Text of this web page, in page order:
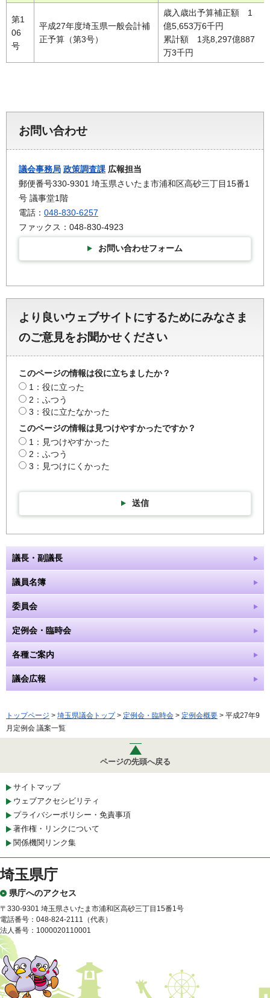
第1
06
号
平成27年度埼玉県一般会計補
正予算（第3号）
歳入歳出予算補正額 1
億5,653万6千円
累計額 1兆8,297億887
万3千円
お問い合わせ
議会事務局 政策調査課 広報担当
郵便番号330-9301 埼玉県さいたま市浦和区高砂三丁目15番1
号 議事堂1階
電話： 048-830-6257
ファックス：048-830-4923
お問い合わせフォーム
より良いウェブサイトにするためにみなさま
のご意見をお聞かせください
このページの情報は役に立ちましたか？
1：役に立った
2：ふつう
3：役に立たなかった
このページの情報は見つけやすかったですか？
1：見つけやすかった
2：ふつう
3：見つけにくかった
送信
議長・副議長
議員名簿
委員会
定例会・臨時会
各種ご案内
議会広報
トップページ > 埼玉県議会トップ> 定例会・臨時会 > 定例会概要 > 平成27年9
月定例会 議案一覧
ページの先頭へ戻る
サイトマップ
ウェブアクセシビリティ
プライバシーポリシー・免責事項
著作権・リンクについて
関係機関リンク集
埼玉県庁
県庁へのアクセス
〒330-9301 埼玉県さいたま市浦和区高砂三丁目15番1号
電話番号：048-824-2111（代表）
法人番号：1000020110001